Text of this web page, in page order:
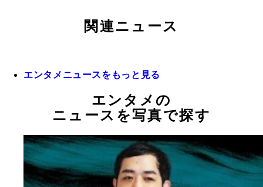
関連ニュース
エンタメニュースをもっと見る
エンタメの
ニュースを写真で探す